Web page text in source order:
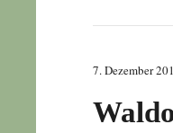
7. Dezember